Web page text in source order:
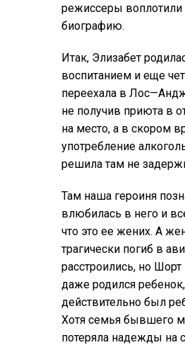
режиссеры воплотили
биографию.
Итак, Элизабет
воспитанием и еще
переехала в Лос—
не получив приюта в
на место, а в скором
употребление
решила там не
Там наша героиня
влюбилась в него и
что это ее жених. А
трагически погиб в
расстроились, но Шорт
даже родился ребенок,
действительно был
Хотя семья бывшего
потеряла надежды на